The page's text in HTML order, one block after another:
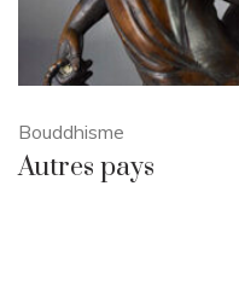
Bouddhisme
Autres pays